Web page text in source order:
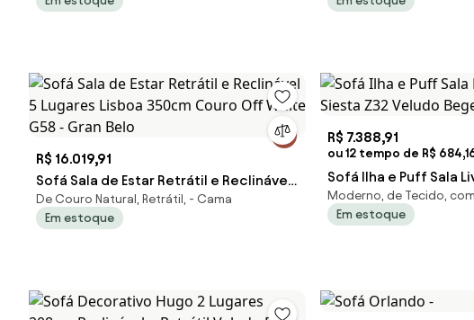
R$ 16.019,91
Sofá Sala de Estar Retrátil e Reclinável
5 Lugares Lisboa 350cm Couro Off
White G58 - Gran Belo
De Couro Natural, Retrátil, - Cama
Em estoque
R$ 7.388,91
ou 12 tempo de R$
Sofá Ilha e Puff Sala
Moderno, de Tecido,
Em estoque